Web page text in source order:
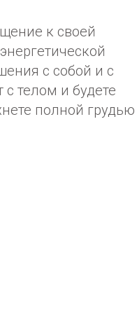
к своей
с собой и с
телом и будете
полной грудью